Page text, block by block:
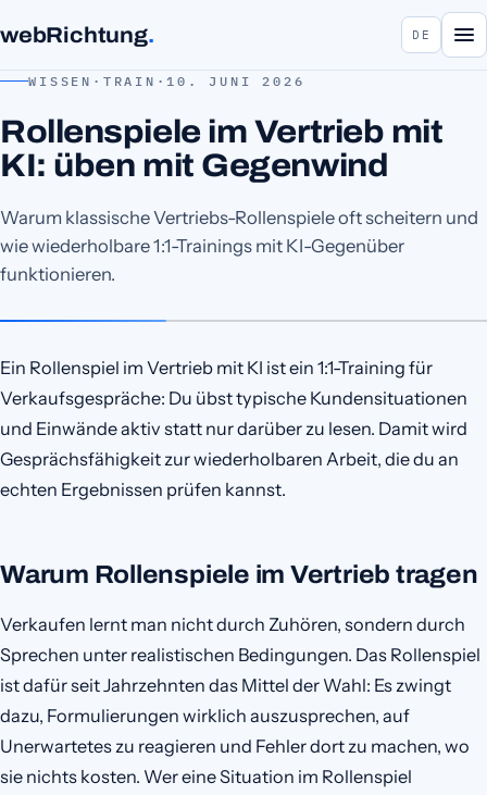
webRichtung. DE
WISSEN · TRAIN ·10. JUNI 2026
Rollenspiele im Vertrieb mit
KI: üben mit Gegenwind
Warum klassische Vertriebs-Rollenspiele oft scheitern und
wie wiederholbare 1:1-Trainings mit KI-Gegenüber
funktionieren.
Ein Rollenspiel im Vertrieb mit KI ist ein 1:1-Training für
Verkaufsgespräche: Du übst typische Kundensituationen
und Einwände aktiv statt nur darüber zu lesen. Damit wird
Gesprächsfähigkeit zur wiederholbaren Arbeit, die du an
echten Ergebnissen prüfen kannst.
Warum Rollenspiele im Vertrieb tragen
Verkaufen lernt man nicht durch Zuhören, sondern durch
Sprechen unter realistischen Bedingungen. Das Rollenspiel
ist dafür seit Jahrzehnten das Mittel der Wahl: Es zwingt
dazu, Formulierungen wirklich auszusprechen, auf
Unerwartetes zu reagieren und Fehler dort zu machen, wo
sie nichts kosten. Wer eine Situation im Rollenspiel